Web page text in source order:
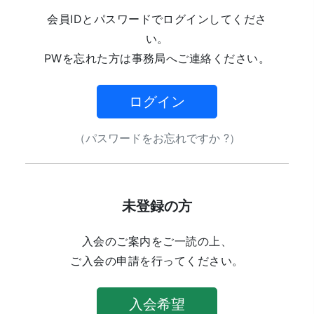
会員IDとパスワードでログインしてくださ
い。
PWを忘れた方は事務局へご連絡ください。
ログイン
（パスワードをお忘れですか ?）
未登録の方
入会のご案内をご一読の上、
ご入会の申請を行ってください。
入会希望